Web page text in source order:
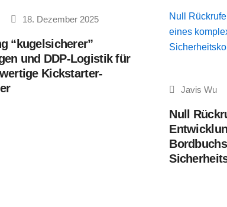
18. Dezember 2025
“kugelsicherer”
und DDP-Logistik für
Kickstarter-
Null
eines
Javis Wu
Null